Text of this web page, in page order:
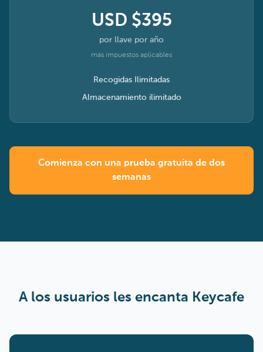
USD $395
por llave por año
más impuestos aplicables
Recogidas Ilimitadas
Almacenamiento ilimitado
Comienza con una prueba gratuita de dos
semanas
A los usuarios les encanta Keycafe